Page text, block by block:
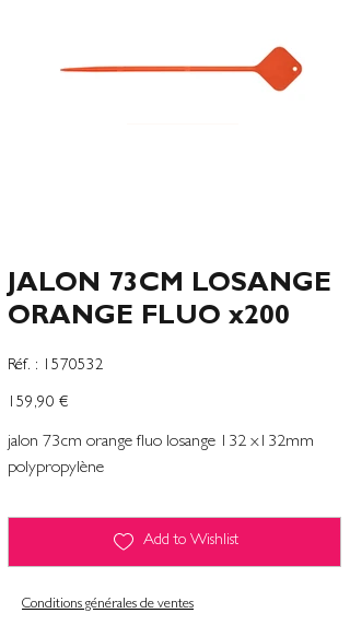
JALON 73CM LOSANGE
ORANGE FLUO x200
Réf. :
SKU
1570532
1570532
Preço
159,90 €
jalon 73cm orange fluo losange 132 x132mm
polypropylène
Add to Wishlist
Conditions générales de ventes